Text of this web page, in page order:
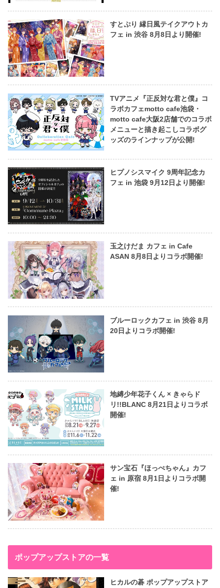
すとぷり 縁日風テイクアウトカ
フェ in 渋谷 8月8日より開催!
TVアニメ『正反対な君と僕』コ
ラボカフェmotto cafe池袋・
motto cafe大阪2店舗でのコラボ
メニューと描き起こしコラボグ
ッズのラインナップが公開!
ヒプノシスマイク 9周年記念カ
フェ in 池袋 9月12日より開催!
玉之けだま カフェ in Cafe
ASAN 8月8日よりコラボ開催!
ブルーロックカフェ in 渋谷 8月
20日よりコラボ開催!
地縛少年花子くん × きゃらド
リ!!BLANC 8月21日よりコラボ
開催!
サン宝石『ほっぺちゃん』カフ
ェ in 原宿 8月1日よりコラボ開
催!
ポップアップストアの一覧
ヒカルの碁 ポップアップストア